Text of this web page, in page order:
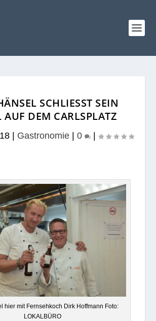
SCHLIESST SEIN L
DEM CARLSPLATZ
Gastronomie 0
hier mit Fern­seh­koch Dirk Hoff­mann Foto:
LOKALBÜRO